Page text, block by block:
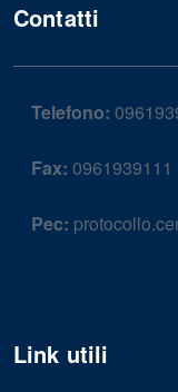
Contatti
Telefono:
Fax: 0961939111
Pec:
Link utili